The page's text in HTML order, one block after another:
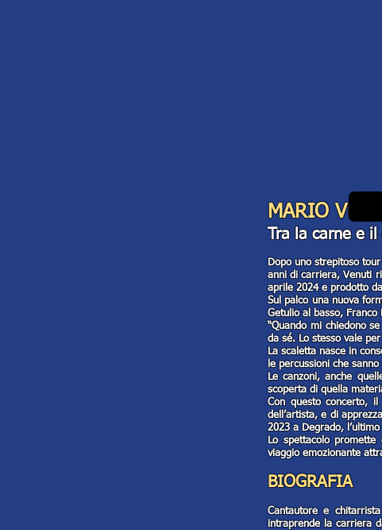
MARIO
Tra la carne e il
Dopo uno strepitoso
anni di carriera, Venuti
aprile 2024 e prodotto
Sul palco una nuova
Getulio al basso,
“Quando mi chiedono
da sé. Lo stesso vale
La scaletta nasce in
le percussioni che
Le canzoni, anche
scoperta di quella
Con questo concerto,
dell’artista, e di
2023 a Degrado,
Lo spettacolo
viaggio emozionante
BIOGRAFIA
Cantautore e
intraprende la carriera